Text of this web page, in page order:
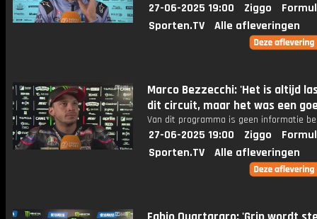
27-06-2025 19:00 Ziggo
Sporten.TV
Alle afleveringen
Marco Bezzecchi: 'Het is altijd
dit circuit, maar het was een
Van dit programma is geen informatie
27-06-2025 19:00 Ziggo
Sporten.TV
Alle afleveringen